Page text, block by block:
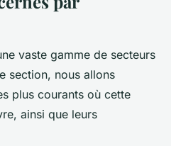
vaste gamme de secteurs
section, nous allons
plus courants où cette
ainsi que leurs